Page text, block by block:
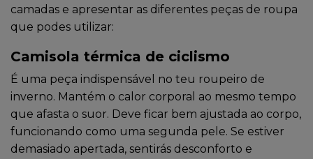
camadas e apresentar as diferentes peças de roupa
que podes utilizar:
Camisola térmica de ciclismo
É uma peça indispensável no teu roupeiro de
inverno. Mantém o calor corporal ao mesmo tempo
que afasta o suor. Deve ficar bem ajustada ao corpo,
funcionando como uma segunda pele. Se estiver
demasiado apertada, sentirás desconforto e